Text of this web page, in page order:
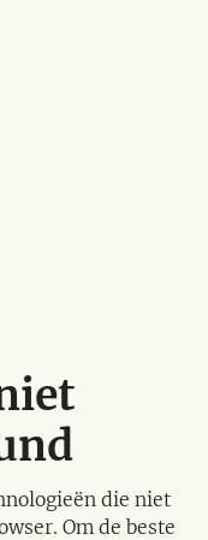
die niet
Om de beste